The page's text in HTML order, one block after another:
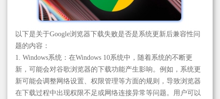
以下是关于Google浏览器下载失败是否是系统更新后兼容性问
题的内容：
1. Windows系统：在Windows 10系统中，随着系统的不断更
新，可能会对谷歌浏览器的下载功能产生影响。例如，系统更
新可能会调整网络设置、权限管理等方面的规则，导致浏览器
在下载过程中出现权限不足或网络连接异常等问题。用户可以